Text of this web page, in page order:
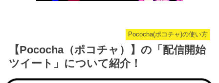
Pococha(ポコチャ)の使い方
【Pococha（ポコチャ）】の「配信開始
ツイート」について紹介！